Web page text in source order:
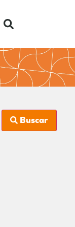
Buscar